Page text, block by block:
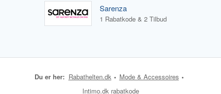
Sarenza
1 Rabatkode & 2 Tilbud
Du er her: Rabathelten.dk
Mode & Accessoires
Intimo.dk rabatkode